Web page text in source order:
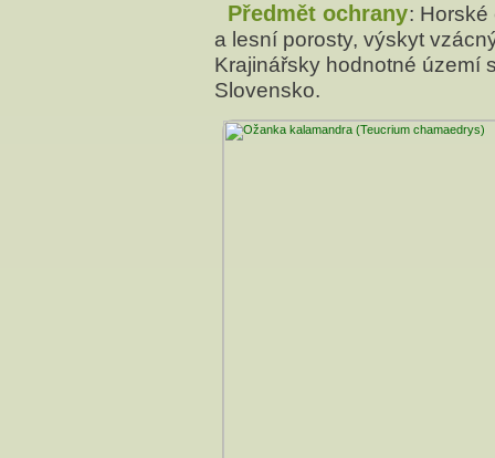
Předmět ochrany:
a lesní porosty, výskyt
Krajinářsky hodnotné území
Slovensko.